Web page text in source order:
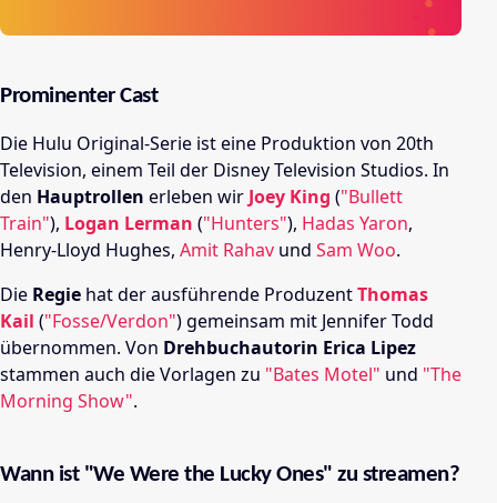
Prominenter Cast
Die Hulu Original-Serie ist eine Produktion von 20th
Television, einem Teil der Disney Television Studios. In
den Hauptrollen erleben wir Joey King ("Bullett
Train"), Logan Lerman ("Hunters"), Hadas Yaron,
Henry-Lloyd Hughes, Amit Rahav und Sam Woo.
Die Regie hat der ausführende ProduzentThomas
Kail ("Fosse/Verdon") gemeinsam mit Jennifer Todd
übernommen. Von Drehbuchautorin Erica Lipez
stammen auch die Vorlagen zu "Bates Motel" und "The
Morning Show".
Wann ist "We Were the Lucky Ones" zu streamen?